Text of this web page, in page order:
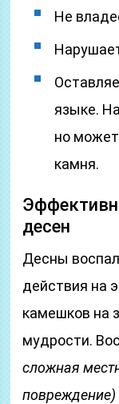
Не
языке.
но может
камня.
десен
Десны
действия на
камешков на
мудрости.
сложная
повреждение)